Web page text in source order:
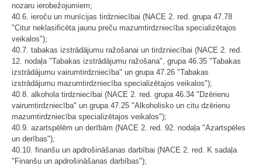
nozaru ierobežojumiem;
40.6. ieroču un munīcijas tirdzniecībai (NACE 2. red. grupa 47.78
"Citur neklasificēta jaunu preču mazumtirdzniecība specializētajos
veikalos");
40.7. tabakas izstrādājumu ražošanai un tirdzniecībai (NACE 2. red.
12. nodaļa "Tabakas izstrādājumu ražošana", grupa 46.35 "Tabakas
izstrādājumu vairumtirdzniecība" un grupa 47.26 "Tabakas
izstrādājumu mazumtirdzniecība specializētajos veikalos");
40.8. alkohola tirdzniecībai (NACE 2. red. grupa 46.34 "Dzērienu
vairumtirdzniecība" un grupa 47.25 "Alkoholisko un citu dzērienu
mazumtirdzniecība specializētajos veikalos");
40.9. azartspēlēm un derībām (NACE 2. red. 92. nodaļa "Azartspēles
un derības");
40.10. finanšu un apdrošināšanas darbībai (NACE 2. red. K sadaļa
"Finanšu un apdrošināšanas darbības");